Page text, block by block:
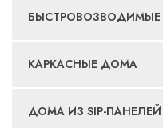
КАРКАСНЫЕ ДОМА
ДОМА ИЗ SIP-ПАНЕЛЕЙ